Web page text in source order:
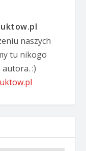
naszych
tu nikogo
:)